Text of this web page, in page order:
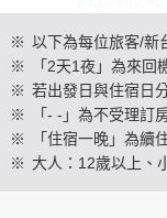
※ 以下為每位旅客/新
※
「2天1夜」為來
※ 若出發日與住宿日
※
「- -」為不受理訂
※
「住宿一晚」為續
※ 大人：12歲以上、